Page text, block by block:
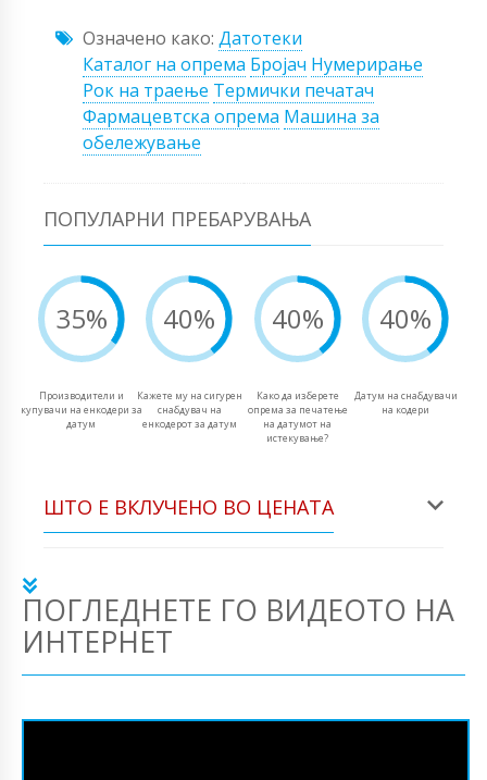
Означено како: Датотеки
Каталог на опрема Бројач Нумерирање
Рок на траење Термички печатач
Фармацевтска опрема Машина за
обележување
ПОПУЛАРНИ ПРЕБАРУВАЊА
35%
Производители и
купувачи на енкодери за
датум
40%
Кажете му на сигурен
снабдувач на
енкодерот за датум
40%
Како да изберете
опрема за печатење
на датумот на
истекување?
40%
Датум на снабдувачи
на кодери
ШТО Е ВКЛУЧЕНО ВО ЦЕНАТА
ПОГЛЕДНЕТЕ ГО ВИДЕОТО НА
ИНТЕРНЕТ